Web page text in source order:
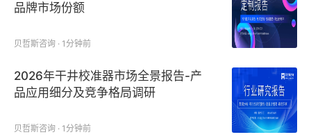
品牌市场份额
贝哲斯咨询 · 1分钟前
2026年干井校准器市场全景报告-产
品应用细分及竞争格局调研
贝哲斯咨询 · 1分钟前